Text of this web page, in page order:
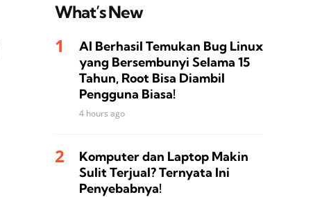
What’s New
AI Berhasil Temukan Bug Linux
yang Bersembunyi Selama 15
Tahun, Root Bisa Diambil
Pengguna Biasa!
4 hours ago
Komputer dan Laptop Makin
Sulit Terjual? Ternyata Ini
Penyebabnya!